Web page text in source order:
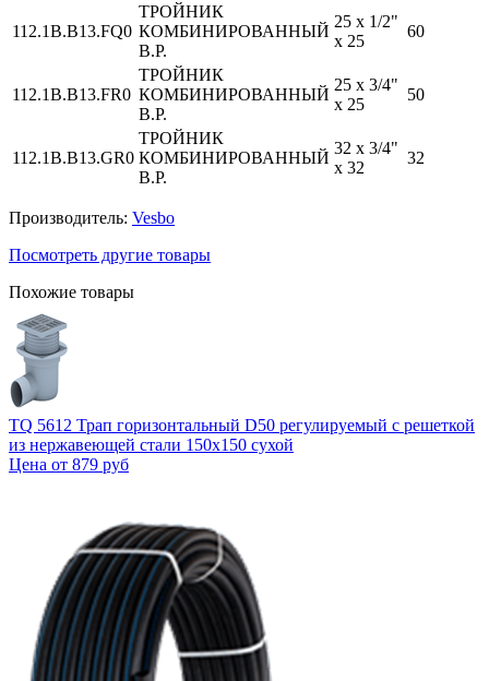
112.1B.B13.FQ0
ТРОЙНИК
КОМБИНИРОВАННЫЙ
В.Р.
25 x 1/2"
x 25
60
112.1B.B13.FR0
ТРОЙНИК
КОМБИНИРОВАННЫЙ
В.Р.
25 x 3/4"
x 25
50
112.1B.B13.GR0
ТРОЙНИК
КОМБИНИРОВАННЫЙ
В.Р.
32 x 3/4"
x 32
32
Производитель: Vesbo
Посмотреть другие товары
Похожие товары
TQ 5612 Трап горизонтальный D50 регулируемый с решеткой
из нержавеющей стали 150x150 сухой
Цена от 879 руб